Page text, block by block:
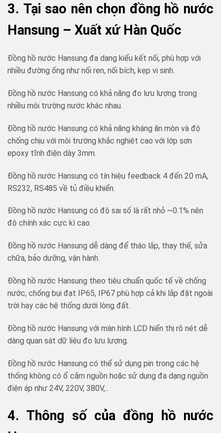
3. Tại sao nên chọn đồng hồ nước
Hansung – Xuất xứ Hàn Quốc
Đồng hồ nước Hansung đa dạng kiểu kết nối, phù hợp với
nhiều đường ống như nối ren, nối bích, kẹp vi sinh.
Đồng hồ nước Hansung có khả năng đo lưu lượng trong
nhiều môi trường nước khác nhau.
Đồng hồ nước Hansung có khả năng kháng ăn mòn và độ
chống chịu với môi trường khắc nghiệt cao với lớp sơn
epoxy tĩnh điện dày 3mm.
Đồng hồ nước Hansung có tín hiệu feedback 4 đến 20 mA,
RS232, RS485 về tủ điều khiển.
Đồng hồ nước Hansung có độ sai số là rất nhỏ ~0.1% nên
độ chính xác cực kì cao.
Đồng hồ nước Hansung dễ dàng để tháo lắp, thay thế, sửa
chữa, bảo dưỡng, vận hành.
Đồng hồ nước Hansung theo tiêu chuẩn quốc tế về chống
nước, chống bụi đạt IP65, IP67 phù hợp cả khi lắp đặt ngoài
trời hay các hệ thống dưới lòng đất.
Đồng hồ nước Hansung với màn hình LCD hiển thị rõ nét dễ
dàng quan sát dữ liệu đo lưu lượng.
Đồng hồ nước Hansung có thể sử dụng pin trong các hệ
thống không có ổ cắm nguồn hoặc sử dụng đa dạng nguồn
điện áp như 24V, 220V, 380V,..
4. Thông số của đồng hồ nước